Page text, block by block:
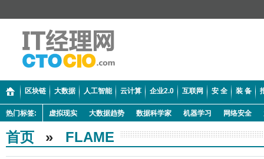
区块链 大数据 人工智能 云计算 企业2.0 互联网 安 全 装 备
热门标签: 虚拟现实 大数据趋势 数据科学家 机器学习 网络安全
首页 » FLAME